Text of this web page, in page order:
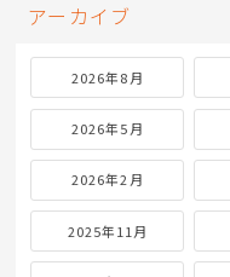
アーカイブ
2026年8月
2026年5月
2026年2月
2025年11月